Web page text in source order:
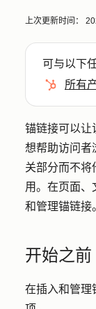
上次更新时间：
可与以下
所有
锚链接可以让
想帮助访问者
关部分而不将
用。在页面、
和管理锚链接
开始之前
在插入和管理